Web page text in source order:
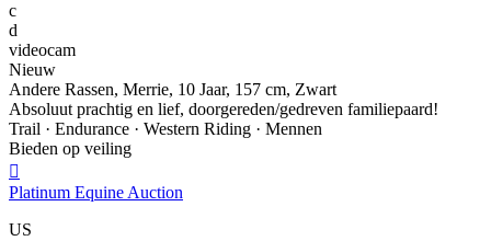
c
d
videocam
Nieuw
Andere Rassen, Merrie, 10 Jaar, 157 cm, Zwart
Absoluut prachtig en lief, doorgereden/gedreven familiepaard!
Trail · Endurance · Western Riding · Mennen
Bieden op veiling

Platinum Equine Auction
US